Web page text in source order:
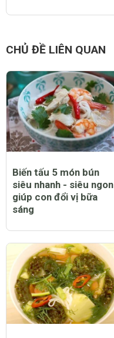
CHỦ ĐỀ LIÊN QUAN
Biến tấu 5 món bún
siêu nhanh - siêu ngon
giúp con đổi vị bữa
sáng